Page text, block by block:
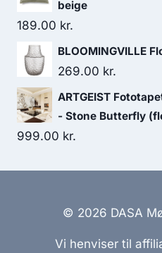
beige
189.00 kr.
BLOOMINGVILLE
269.00 kr.
ARTGEIST
- Stone Butterfly
999.00 kr.
© 2026 DASA
Vi henviser til